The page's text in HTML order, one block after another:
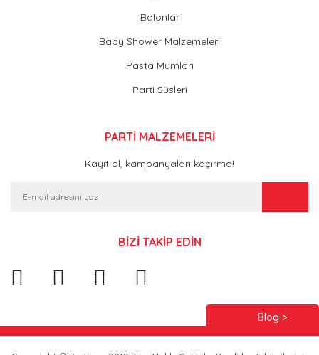
Balonlar
Baby Shower Malzemeleri
Pasta Mumları
Parti Süsleri
PARTİ MALZEMELERİ
Kayıt ol, kampanyaları kaçırma!
BİZİ TAKİP EDİN
Blog >